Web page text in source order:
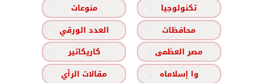
تكنولوجيا
منوعات
محافظات
العدد الورقي
مصر العظمى
كاريكاتير
وا إسلاماه
مقالات الرأي